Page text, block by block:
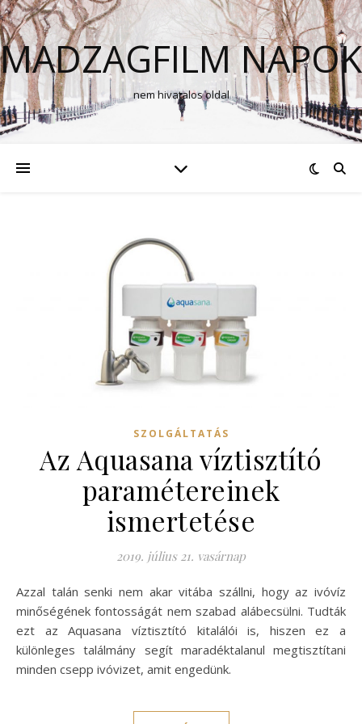
MADZAGFILM NAPOK
nem hivatalos oldal
SZOLGÁLTATÁS
Az Aquasana víztisztító
paramétereinek
ismertetése
2019. július 21. vasárnap
Azzal talán senki nem akar vitába szállni, hogy az ivóvíz
minőségének fontosságát nem szabad alábecsülni. Tudták
ezt az Aquasana víztisztító kitalálói is, hiszen ez a
különleges találmány segít maradéktalanul megtisztítani
minden csepp ivóvizet, amit engedünk.